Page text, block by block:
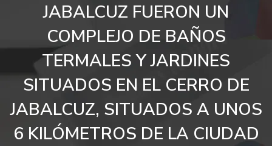
JABALCUZ FUERON UN
COMPLEJO DE BAÑOS
TERMALES Y JARDINES
SITUADOS EN EL CERRO DE
JABALCUZ, SITUADOS A UNOS
6 KILÓMETROS DE LA CIUDAD